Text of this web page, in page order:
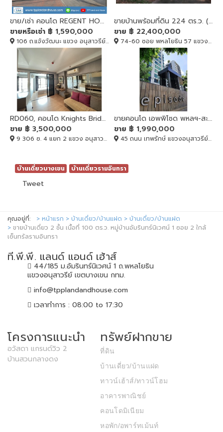
ขาย/เช่า คอนโด REGENT HOME 18 แจ้งวัฒนะ ชั้น 12A
ขายหรือเช่า ฿ 1,590,000
106 ถ.แจ้งวัฒนะ แขวง อนุสาวรีย์ กรุงเทพมหานคร, บางเขน, BANGKOK , 10220
ขายบ้านพร้อมที่ดิน 224 ตร.ว. (4โฉนด) ที่สวย ทำเลดี ซอยพหลโยธิน57
ขาย ฿ 22,400,000
74-60 ซอย พหลโยธิน 57 แขวงอนุสาวรีย์ เขตบางเขน กรุงเทพมหานคร 10220, บางเขน, BANGKOK , 10220
RD060, คอนโด Knights Bridge Sky City Sapanmai ติด BTS
ขาย ฿ 3,500,000
9 306 ซ. 4 แยก 2 แขวง อนุสาวรีย์, บางเขน, BANGKOK , 10220
ขายคอนโด เอพพิโซด พหลฯ-สะพานใหม่ กรุงเทพมหานคร, ขายคอนโด เอพพิโซด พหลฯ-สะพานใหม่ กรุงเทพมหานคร
ขาย ฿ 1,990,000
45 ถนน เทพรักษ์ แขวงอนุสาวรีย์ เขตบางเขน กรุงเทพมหานคร 10220, บางเขน, BANGKOK , 10220
บ้านเดี่ยวบางเขน บ้านเดี่ยวรามอินทรา
Tweet
คุณอยู่ที่: หน้าแรก บ้านเดี่ยว/บ้านแฝด
บ้านเดี่ยว/บ้านแฝด
ขายบ้านเดี่ยว 2 ชั้น เนื้อที่ 100 ตร.ว. หมู่บ้านอัมรินทร์นิเวศน์ 1 ซอย 2 ใกล้
เซ็นทรัลรามอินทรา
ที.พี.พี. แลนด์ แอนด์ เฮ้าส์
44/185 ม.อัมรินทร์นิเวศน์ 1 ถ.พหลโยธิน
แขวงอนุสาวรีย์ เขตบางเขน กทม.
info@tpplandandhouse.com
เวลาทำการ : 08:00 to 17:30
โครงการแนะนำ
อวัสดา แกรนด์วิว 2
บ้านสวนกลางดง
ทรัพย์ฝากขาย
ที่ดิน
บ้านเดี่ยว/บ้านแฝด
ทาวน์เฮ้าส์/ทาวน์โฮม
อาคารพาณิชย์
คอนโดมิเนียม
หอพัก/อพาร์ทเม้นท์